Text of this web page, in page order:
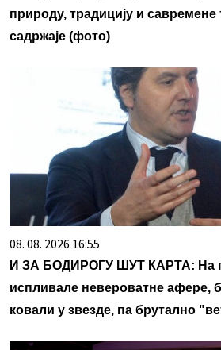
природу, традицију и савремене
садржаје (фото)
08. 08. 2026 16:55
И ЗА БОДИРОГУ ШУТ КАРТА: На
испливале невероватне афере,
ковали у звезде, па брутално